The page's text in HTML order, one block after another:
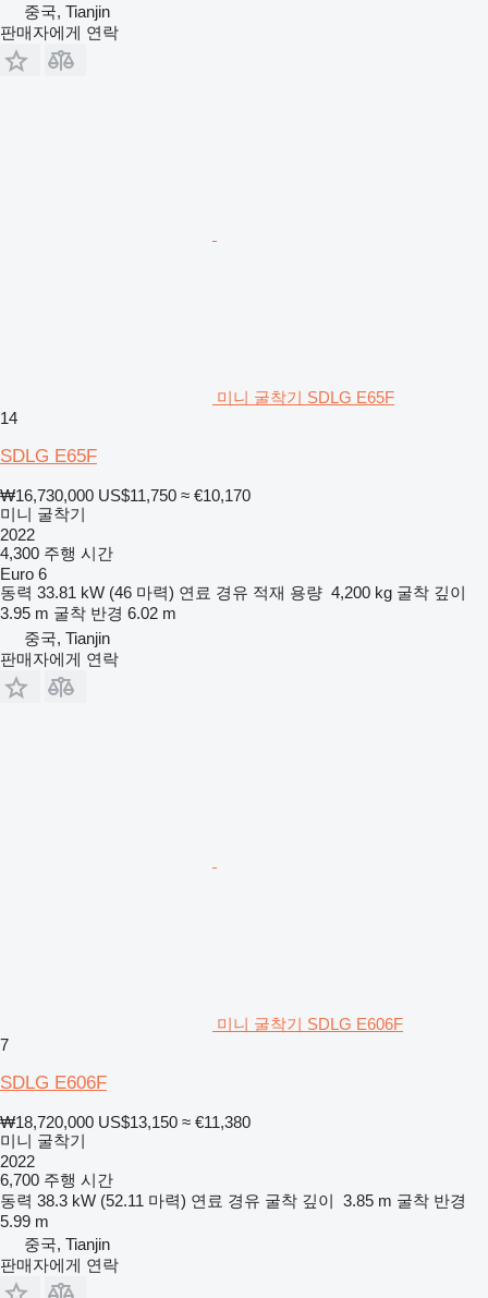
중국, Tianjin
판매자에게 연락
미니 굴착기 SDLG E65F
14
SDLG E65F
₩16,730,000 US$11,750 ≈ €10,170
미니 굴착기
2022
4,300 주행 시간
Euro 6
동력 33.81 kW (46 마력) 연료 경유 적재 용량 4,200 kg 굴착 깊이
3.95 m 굴착 반경 6.02 m
중국, Tianjin
판매자에게 연락
미니 굴착기 SDLG E606F
7
SDLG E606F
₩18,720,000 US$13,150 ≈ €11,380
미니 굴착기
2022
6,700 주행 시간
동력 38.3 kW (52.11 마력) 연료 경유 굴착 깊이 3.85 m 굴착 반경
5.99 m
중국, Tianjin
판매자에게 연락